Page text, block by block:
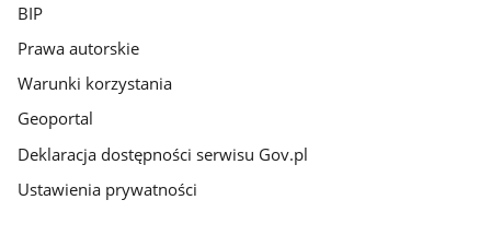
BIP
Prawa autorskie
Warunki korzystania
Geoportal
Deklaracja dostępności serwisu Gov.pl
Ustawienia prywatności